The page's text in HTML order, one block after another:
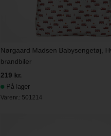
Nørgaard Madsen Babysengetøj,
brandbiler
219 kr.
På lager
Varenr.: 501214